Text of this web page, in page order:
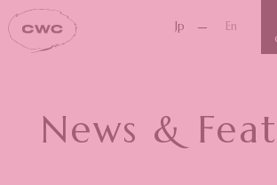
Jp En
News &